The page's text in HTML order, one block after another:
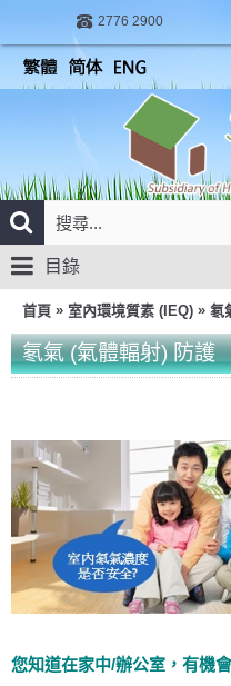
2776 2900
目錄
首頁 » 室內環境質素 (IEQ) » 氡
氡氣 (氣體輻射) 防護
您知道在家中/辦公室，有機